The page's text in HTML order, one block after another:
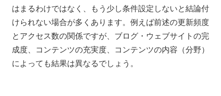
はまるわけではなく、もう少し条件設定しないと結論付
けられない場合が多くあります。例えば前述の更新頻度
とアクセス数の関係ですが、ブログ・ウェブサイトの完
成度、コンテンツの充実度、コンテンツの内容（分野）
によっても結果は異なるでしょう。